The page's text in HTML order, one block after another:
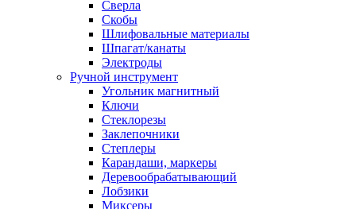
Сверла
Скобы
Шлифовальные материалы
Шпагат/канаты
Электроды
Ручной инструмент
Угольник магнитный
Ключи
Стеклорезы
Заклепочники
Степлеры
Карандаши, маркеры
Деревообрабатывающий
Лобзики
Миксеры